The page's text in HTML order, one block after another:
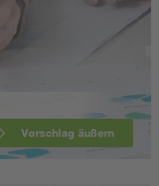
Vorschlag äußern